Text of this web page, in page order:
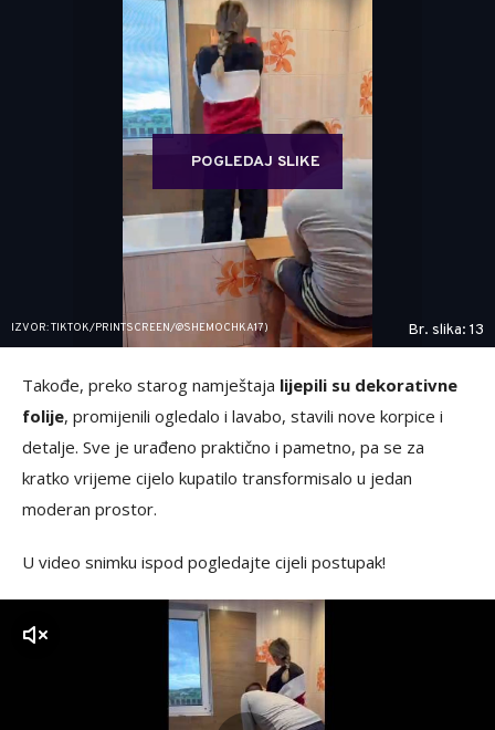
POGLEDAJ SLIKE
IZVOR: TIKTOK/PRINTSCREEN/@SHEMOCHKA17) Br. slika: 13
Takođe, preko starog namještaja lijepili su dekorativne
folije, promijenili ogledalo i lavabo, stavili nove korpice i
detalje. Sve je urađeno praktično i pametno, pa se za
kratko vrijeme cijelo kupatilo transformisalo u jedan
moderan prostor.
U video snimku ispod pogledajte cijeli postupak!